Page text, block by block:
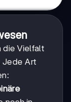
die Vielfalt
Jede Art